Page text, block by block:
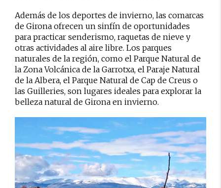
Además de los deportes de invierno, las comarcas
de Girona ofrecen un sinfín de oportunidades
para practicar senderismo, raquetas de nieve y
otras actividades al aire libre. Los parques
naturales de la región, como el Parque Natural de
la Zona Volcánica de la Garrotxa, el Paraje Natural
de la Albera, el Parque Natural de Cap de Creus o
las Guilleries, son lugares ideales para explorar la
belleza natural de Girona en invierno.